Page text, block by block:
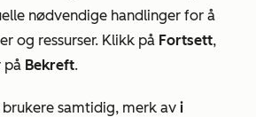
nødvendige handlinger for å
og ressurser. Klikk på Fortsett,
på Bekreft.
samtidig, merk av i